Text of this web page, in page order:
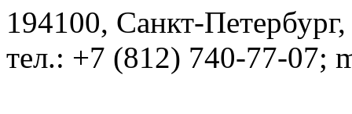
194100, Санкт-
тел.: +7 (812) 740-77-07;